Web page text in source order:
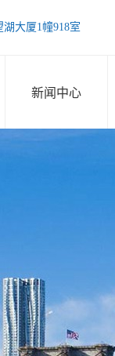
大厦1幢918室
新闻中心